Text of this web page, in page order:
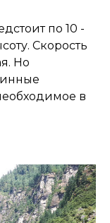
по 10 -
Скорость
Но
в